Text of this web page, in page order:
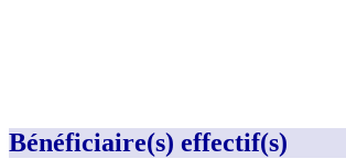
Bénéficiaire(s) effectif(s)